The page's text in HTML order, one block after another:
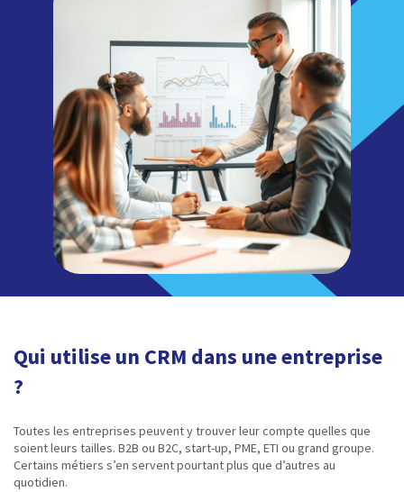
Qui utilise un CRM dans une entreprise
?
Toutes les entreprises peuvent y trouver leur compte quelles que
soient leurs tailles. B2B ou B2C, start-up, PME, ETI ou grand groupe.
Certains métiers s’en servent pourtant plus que d’autres au
quotidien.